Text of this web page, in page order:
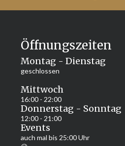
Öffnungszeiten
Montag - Dienstag
geschlossen
Mittwoch
16:00 - 22:00
Donnerstag - Sonntag
12:00 - 21:00
Events
auch mal bis 25:00 Uhr